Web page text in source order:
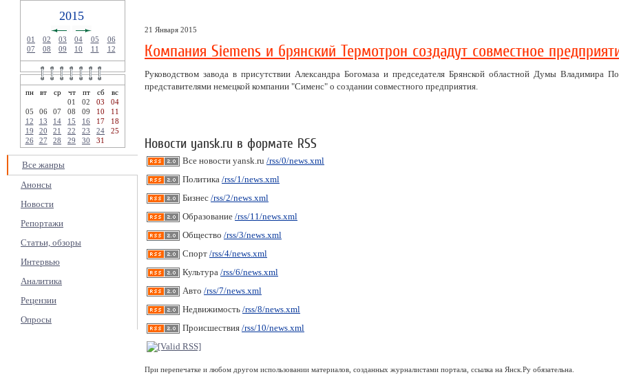
2015
01 02 03 04 05
06
07
08 09 10 11 12
пн вт ср чт пт сб
вс
01
02 03
04
05
06 07 08 09 10
11
12
13 14 15 16 17
18
19
20 21 22 23 24
25
26
27 28 29 30 31
Все жанры
Анонсы
Новости
Репортажи
Статьи, обзоры
Интервью
Аналитика
Рецензии
Опросы
21 Января 2015
Компания Siemens и брянский Термотрон создадут совместное
Руководством завода в присутствии Александра Богомаза и председателя Брянской областной Думы Владимира
представителями немецкой компании "Сименс" о создании совместного предприятия.
Новости yansk.ru в формате RSS
Все новости yansk.ru /rss/0/news.xml
Политика /rss/1/news.xml
Бизнес /rss/2/news.xml
Образование /rss/11/news.xml
Общество /rss/3/news.xml
Спорт /rss/4/news.xml
Культура /rss/6/news.xml
Авто /rss/7/news.xml
Недвижимость /rss/8/news.xml
Происшествия /rss/10/news.xml
При перепечатке и любом другом использовании материалов, созданных журналистами портала, ссылка на Янск.Ру обязательна.